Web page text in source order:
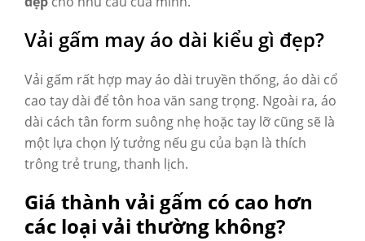
Vải gấm may áo dài kiểu gì đẹp?
Vải gấm rất hợp may áo dài truyền thống, áo dài cổ
cao tay dài để tôn hoa văn sang trọng. Ngoài ra, áo
dài cách tân form suông nhẹ hoặc tay lỡ cũng sẽ là
một lựa chọn lý tưởng nếu gu của bạn là thích
trông trẻ trung, thanh lịch.
Giá thành vải gấm có cao hơn
các loại vải thường không?